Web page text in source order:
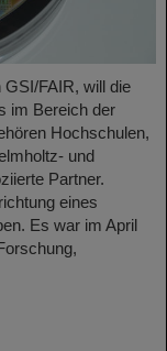
GSI/FAIR, will die
im Bereich der
Hochschulen,
und
Partner.
eines
Es war im April